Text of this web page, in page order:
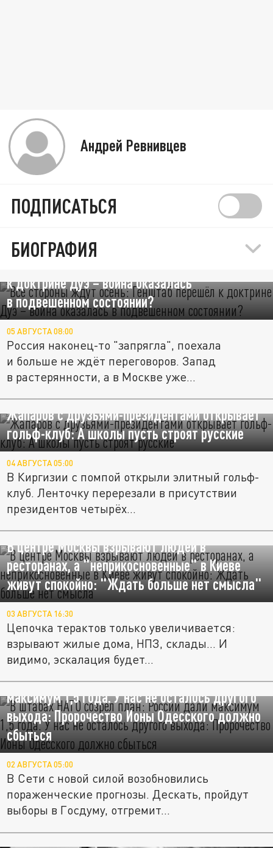
Андрей Ревнивцев
ПОДПИСАТЬСЯ
БИОГРАФИЯ
к доктрине Дуэ – война оказалась
в подвешенном состоянии?
05 АВГУСТА 08:00
Россия наконец-то "запрягла", поехала
и больше не ждёт переговоров. Запад
в растерянности, а в Москве уже...
Жапаров с друзьями-президентами открывает
гольф-клуб: А школы пусть строят русские
04 АВГУСТА 05:00
В Киргизии с помпой открыли элитный гольф-
клуб. Ленточку перерезали в присутствии
президентов четырёх...
В центре Москвы взрывают людей в
ресторанах, а "неприкосновенные" в Киеве
живут спокойно: "Ждать больше нет смысла"
03 АВГУСТА 16:30
Цепочка терактов только увеличивается:
взрывают жилые дома, НПЗ, склады... И
видимо, эскалация будет...
В штабах НАТО созрел план: России дали
максимум 1,5 года. У нас не осталось другого
выхода: Пророчество Ионы Одесского должно
сбыться
02 АВГУСТА 05:00
В Сети с новой силой возобновились
пораженческие прогнозы. Дескать, пройдут
выборы в Госдуму, отгремит...